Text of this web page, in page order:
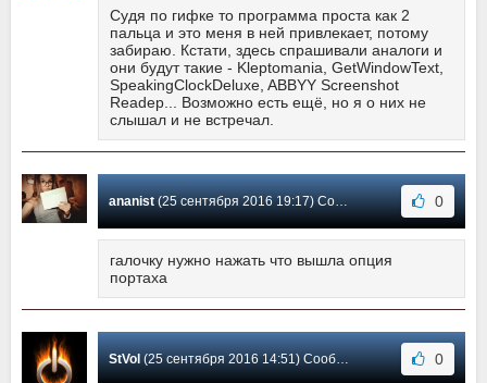
Судя по гифке то программа проста как 2
пальца и это меня в ней привлекает, потому
забираю. Кстати, здесь спрашивали аналоги и
они будут такие - Kleptomania, GetWindowText,
SpeakingClockDeluxe, ABBYY Screenshot
Readeр... Возможно есть ещё, но я о них не
слышал и не встречал.
ananist(25 сентября 2016 19:17) Сообщение #19 0
галочку нужно нажать что вышла опция
портаха
StVol(25 сентября 2016 14:51) Сообщение #18 0